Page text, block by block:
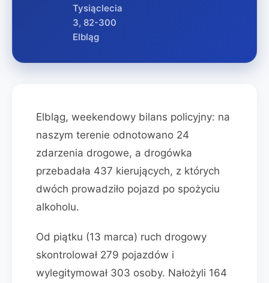
Tysiąclecia
3, 82-300
Elbląg
Elbląg, weekendowy bilans policyjny: na
naszym terenie odnotowano 24
zdarzenia drogowe, a drogówka
przebadała 437 kierujących, z których
dwóch prowadziło pojazd po spożyciu
alkoholu.
Od piątku (13 marca) ruch drogowy
skontrolował 279 pojazdów i
wylegitymował 303 osoby. Nałożyli 164